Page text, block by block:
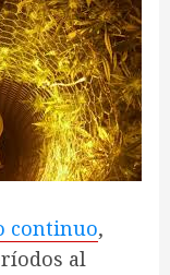
continuo,
al